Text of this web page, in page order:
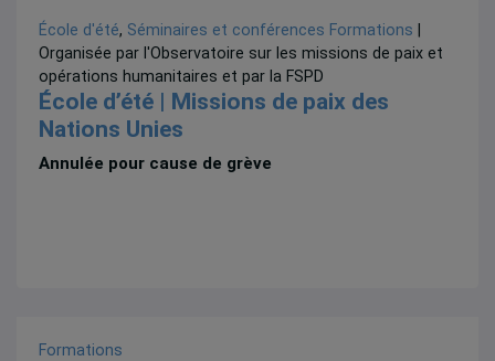
École d'été, Séminaires et conférences Formations
Organisée par l'Observatoire sur les missions de paix et
opérations humanitaires et par la FSPD
École d’été | Missions de paix des
Nations Unies
Annulée pour cause de grève
Formations